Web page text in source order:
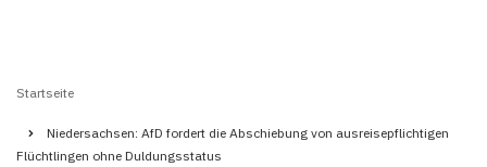
Startseite
Niedersachsen: AfD fordert die Abschiebung von ausreisepflichtigen
Flüchtlingen ohne Duldungsstatus